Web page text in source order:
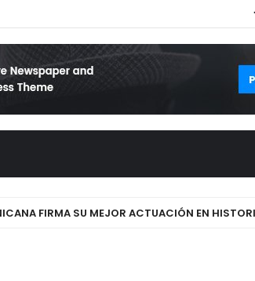
FIRMA SU MEJOR ACTUACIÓN EN HISTORIA